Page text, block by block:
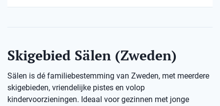
Skigebied Sälen (Zweden)
Sälen is dé familiebestemming van Zweden, met meerdere
skigebieden, vriendelijke pistes en volop
kindervoorzieningen. Ideaal voor gezinnen met jonge